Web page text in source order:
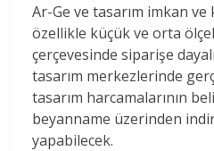
Ar-Ge ve tasarım imkan ve
özellikle küçük ve orta
çerçevesinde siparişe
tasarım merkezlerinde
tasarım harcamalarının
beyanname üzerinden
yapabilecek.